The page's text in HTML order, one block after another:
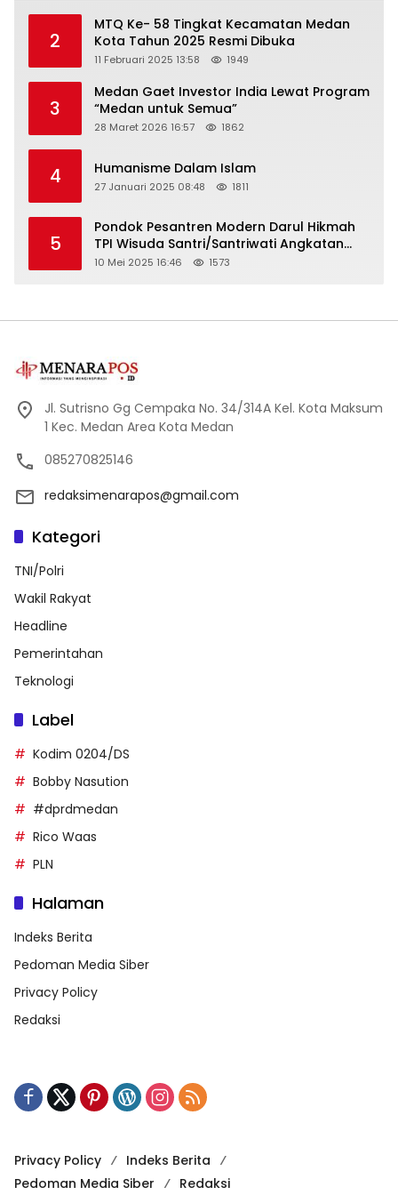
2
MTQ Ke- 58 Tingkat Kecamatan Medan
Kota Tahun 2025 Resmi Dibuka
11 Februari 2025 13:58 1949
3
Medan Gaet Investor India Lewat Program
“Medan untuk Semua”
28 Maret 2026 16:57 1862
4 Humanisme Dalam Islam
27 Januari 2025 08:48 1811
5
Pondok Pesantren Modern Darul Hikmah
TPI Wisuda Santri/Santriwati Angkatan
XXXIII
10 Mei 2025 16:46 1573
Jl. Sutrisno Gg Cempaka No. 34/314A Kel. Kota Maksum
1 Kec. Medan Area Kota Medan
085270825146
redaksimenarapos@gmail.com
Kategori
TNI/Polri
Wakil Rakyat
Headline
Pemerintahan
Teknologi
Label
Kodim 0204/DS
Bobby Nasution
#dprdmedan
Rico Waas
PLN
Halaman
Indeks Berita
Pedoman Media Siber
Privacy Policy
Redaksi
Privacy Policy
Indeks Berita
Pedoman Media Siber
Redaksi